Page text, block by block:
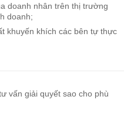
doanh nhân trên thị trường
doanh;
khuyến khích các bên tự thực
vấn giải quyết sao cho phù